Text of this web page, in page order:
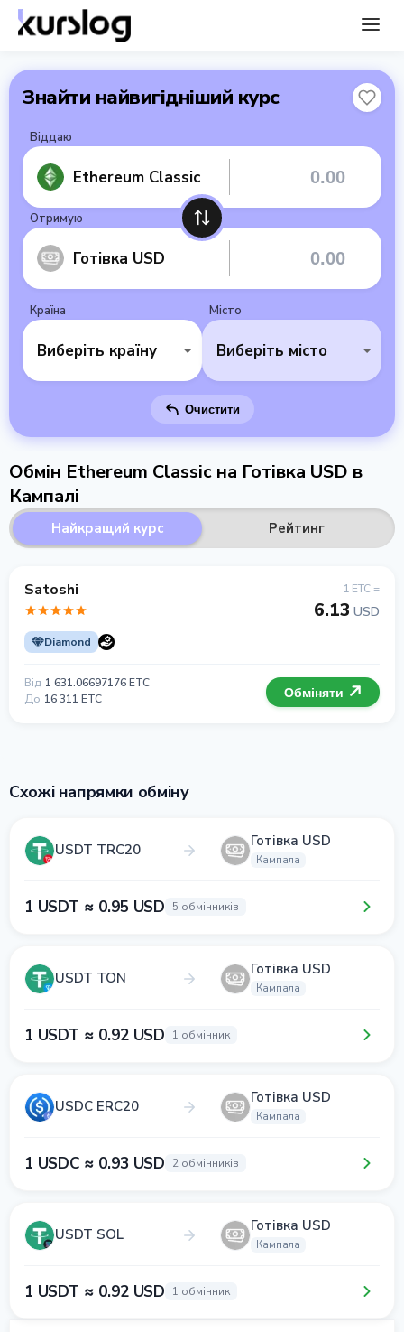
Знайти найвигідніший курс
Віддаю
Ethereum Classic
Отримую
Готівка USD
Країна
Виберіть країну
Місто
Виберіть місто
Очистити
Обмін Ethereum Classic на Готівка USD в
Кампалі
Найкращий курс Рейтинг
Satoshi
Diamond
1 ETC =
6.13 USD
Від 1 631.06697176 ETC
До 16 311 ETC Обміняти
Схожі напрямки обміну
USDT TRC20 Готівка USD
Кампала
1 USDT ≈ 0.95 USD 5 обмінників
USDT TON Готівка USD
Кампала
1 USDT ≈ 0.92 USD 1 обмінник
USDC ERC20 Готівка USD
Кампала
1 USDC ≈ 0.93 USD 2 обмінників
USDT SOL Готівка USD
Кампала
1 USDT ≈ 0.92 USD 1 обмінник